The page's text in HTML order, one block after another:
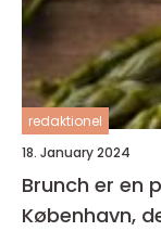
redaktionel
18. January 2024
Brunch er en
København,